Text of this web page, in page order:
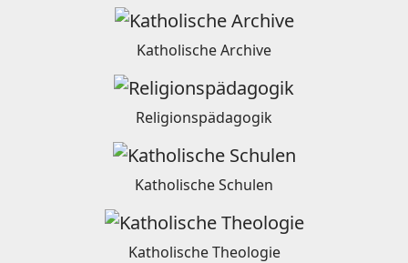
Katholische Archive
Religionspädagogik
Katholische Schulen
Katholische Theologie